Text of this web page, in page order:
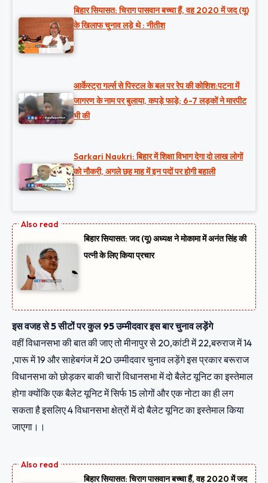
बिहार सियासत: चिराग पासवान बच्चा हैं, वह 2020 में जद (यू)
के खिलाफ चुनाव लड़े थे : नीतीश
आर्केस्ट्रा गर्ल्स से पिस्टल के बल पर रेप की कोशिश:पटना में
जागरण के नाम पर बुलाया, कपड़े फाड़े; 6-7 लड़कों ने मारपीट
भी की
Sarkari Naukri: बिहार में शिक्षा विभाग देगा दो लाख लोगों
को नौकरी, अगले छह माह में इन पदों पर होगी बहाली
बिहार सियासत: जद (यू) अध्यक्ष ने मोकामा में अनंत सिंह की
पत्नी के लिए किया प्रचार
इस वजह से 5 सीटों पर कुल 95 उम्मीदवार इस बार चुनाव लड़ेंगे
वहीं विधानसभा की बात की जाए तो मीनापुर से 20,कांटी में 22,बरुराज में 14
,पारू में 19 और साहेबगंज में 20 उम्मीदवार चुनाव लड़ेंगे इस प्रकार बरूराज
विधानसभा को छोड़कर बाकी चारों विधानसभा में दो बैलेट यूनिट का इस्तेमाल
होगा क्योंकि एक बैलेट यूनिट में सिर्फ 15 लोगों और एक नोटा का ही लग
सकता है इसलिए 4 विधानसभा क्षेत्रों में दो बैलेट यूनिट का इस्तेमाल किया
जाएगा।।
बिहार सियासत: चिराग पासवान बच्चा हैं, वह 2020 में जद